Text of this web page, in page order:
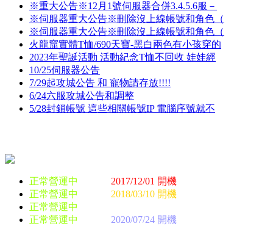
※重大公告※12月1號伺服器合併3.4.5.6服－
※伺服器重大公告※刪除沒上線帳號和角色（
※伺服器重大公告※刪除沒上線帳號和角色（
火龍窟實體T恤/690天寶-黑白兩色有小孩穿的
2023年聖誕活動 活動紀念T恤不回收 娃娃經
10/25伺服器公告
7/29起攻城公告 和 寵物請存放!!!!
6/24六服攻城公告和調整
5/28封鎖帳號 這些相關帳號IP 電腦序號就不
正常營運中
2017/12/01 開機
正常營運中
2018/03/10 開機
正常營運中
正常營運中
2020/07/24 開機